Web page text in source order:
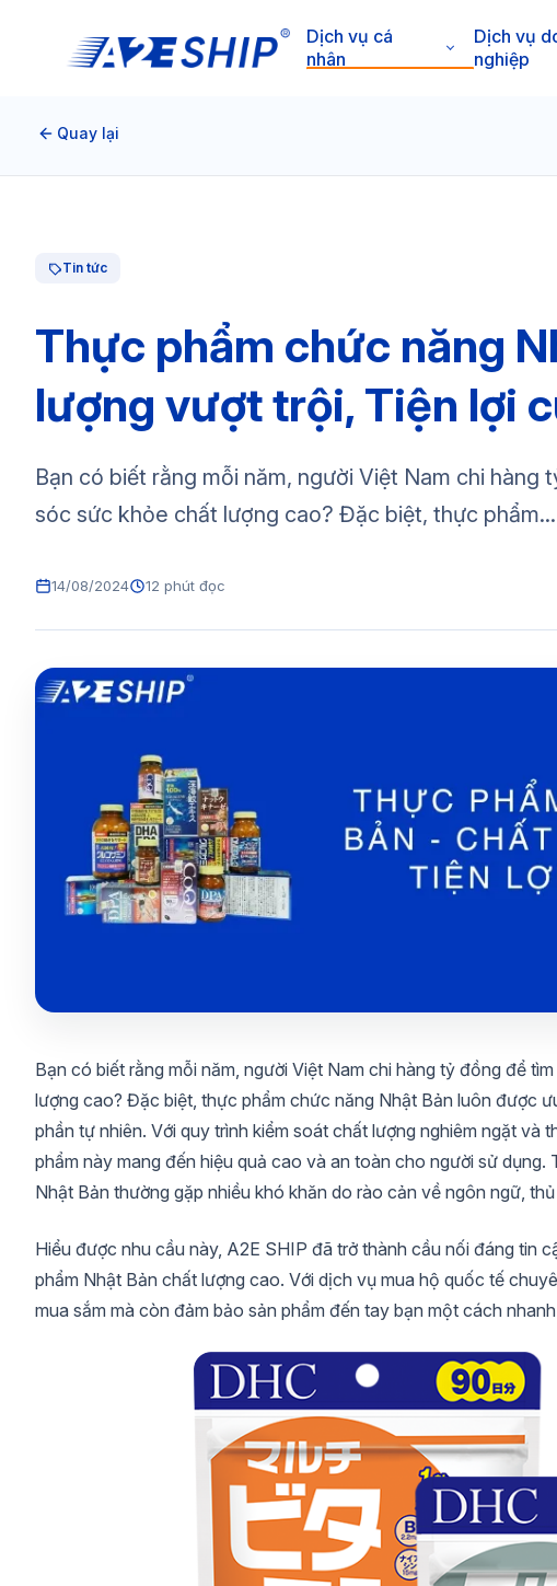
Dịch vụ cá
nhân
Dịch vụ
nghiệp
Quay lại
Tin tức
Thực phẩm chức năng
lượng vượt trội, Tiện lợi
Bạn có biết rằng mỗi năm, người Việt Nam chi hàng
sóc sức khỏe chất lượng cao? Đặc biệt, thực phẩm...
14/08/2024 12 phút đọc
Bạn có biết rằng mỗi năm, người Việt Nam chi hàng tỷ đồng để
lượng cao? Đặc biệt, thực phẩm chức năng Nhật Bản luôn được
phần tự nhiên. Với quy trình kiểm soát chất lượng nghiêm ngặt và
phẩm này mang đến hiệu quả cao và an toàn cho người sử
Nhật Bản thường gặp nhiều khó khăn do rào cản về ngôn ngữ,
Hiểu được nhu cầu này, A2E SHIP đã trở thành cầu nối đáng tin
phẩm Nhật Bản chất lượng cao. Với dịch vụ mua hộ quốc tế
mua sắm mà còn đảm bảo sản phẩm đến tay bạn một cách